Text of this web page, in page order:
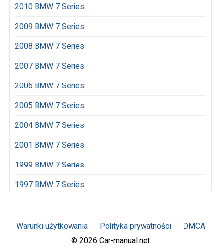
2010 BMW 7 Series
2009 BMW 7 Series
2008 BMW 7 Series
2007 BMW 7 Series
2006 BMW 7 Series
2005 BMW 7 Series
2004 BMW 7 Series
2001 BMW 7 Series
1999 BMW 7 Series
1997 BMW 7 Series
Warunki użytkowania Polityka prywatności
DMCA
© 2026 Car-manual.net